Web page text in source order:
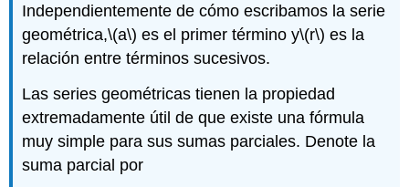
Independientemente de cómo escribamos la serie
geométrica,\(a\) es el primer término y\(r\) es la
relación entre términos sucesivos.
Las series geométricas tienen la propiedad
extremadamente útil de que existe una fórmula
muy simple para sus sumas parciales. Denote la
suma parcial por